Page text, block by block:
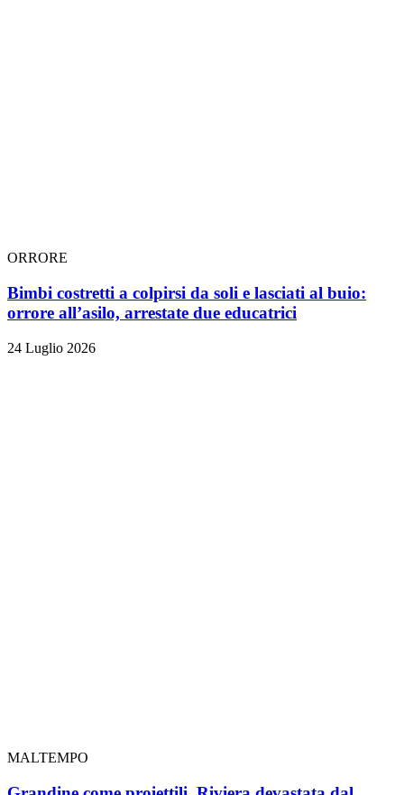
ORRORE
Bimbi costretti a colpirsi da soli e lasciati al buio:
orrore all’asilo, arrestate due educatrici
24 Luglio 2026
MALTEMPO